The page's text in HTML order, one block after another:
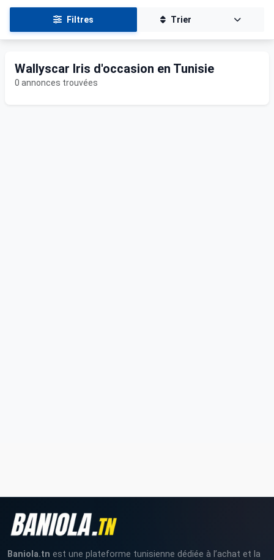
Filtres Trier
Wallyscar Iris d'occasion en Tunisie
0 annonces trouvées
Baniola.tn est une plateforme tunisienne dédiée à l’achat et la